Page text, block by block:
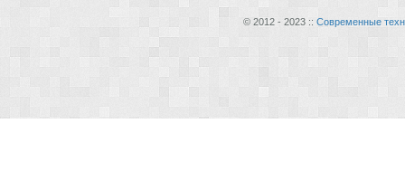
© 2012 - 2023 :: Современные